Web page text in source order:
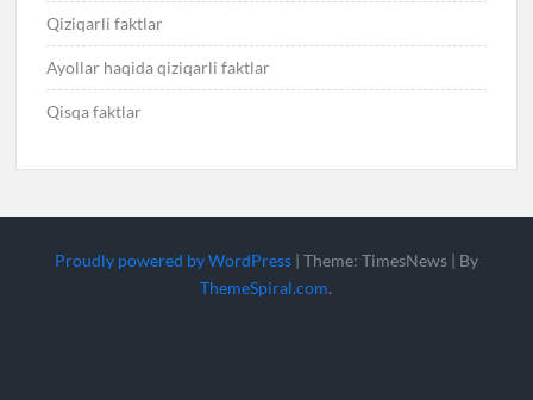
Qiziqarli faktlar
Ayollar haqida qiziqarli faktlar
Qisqa faktlar
Proudly powered by WordPress | Theme: TimesNews | By
ThemeSpiral.com.